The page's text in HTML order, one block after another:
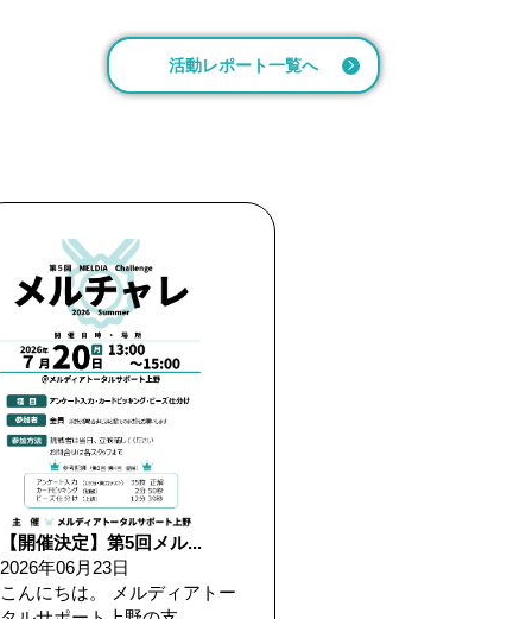
活動レポート一覧へ
【開催決定】第5回メル...
2026年06月23日
こんにちは。 メルディアトー